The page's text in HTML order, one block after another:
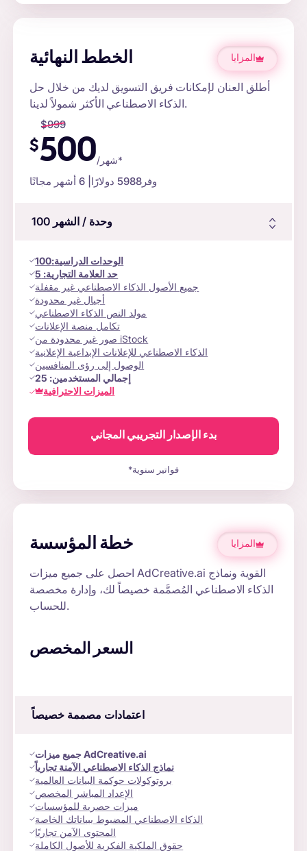
الخطط النهائية المزايا
أطلق العنان لإمكانات فريق التسويق لديك من خلال حل
الذكاء الاصطناعي الأكثر شمولاً لدينا.
$999
$500 /شهر*
وفر 5988 دولارًا
100 وحدة / الشهر
الوحدات الدراسية:
100
حد العلامة التجارية: 5
جميع الأصول الذكاء الاصطناعي غير مقفلة
أجيال غير محدودة
مولد النص الذكاء الاصطناعي
تكامل منصة الإعلانات
صور غير محدودة من iStock
الذكاء الاصطناعي للإعلانات الإبداعية الإعلانية
الوصول إلى رؤى المنافسين
إجمالي المستخدمين: 25
الميزات الاحترافية
بدء الإصدار التجريبي المجاني
*فواتير سنوية
خطة المؤسسة المزايا
احصل على جميع ميزات AdCreative.ai القوية ونماذج
الذكاء الاصطناعي المُصمَّمة خصيصاً لك، وإدارة مخصصة
للحساب.
السعر المخصص
اعتمادات مصممة خصيصاً
جميع ميزات AdCreative.ai
نماذج الذكاء الاصطناعي الآمنة تجارياً
بروتوكولات حوكمة البيانات العالمية
الإعداد المباشر المخصص
ميزات حصرية للمؤسسات
الذكاء الاصطناعي المضبوط ببياناتك الخاصة
المحتوى الآمن تجاريًا
حقوق الملكية الفكرية للأصول الكاملة